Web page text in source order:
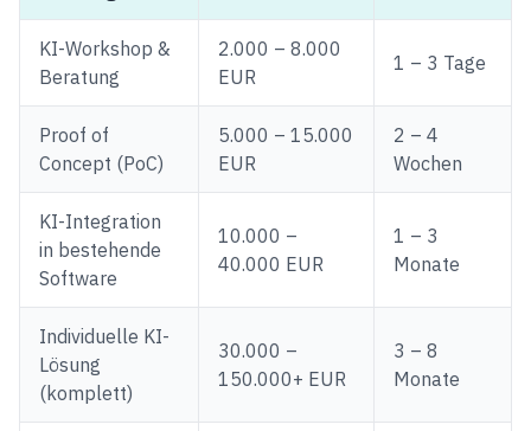
KI-Workshop &
Beratung
2.000 – 8.000
EUR
1 – 3 Tage
Proof of
Concept (PoC)
5.000 – 15.000
EUR
2 – 4
Wochen
KI-Integration
in bestehende
Software
10.000 –
40.000 EUR
1 – 3
Monate
Individuelle KI-
Lösung
(komplett)
30.000 –
150.000+ EUR
3 – 8
Monate